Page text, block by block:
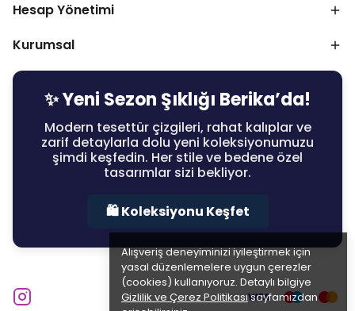
Alışveriş deneyiminizi iyileştirmek için
yasal düzenlemelere uygun çerezler
(cookies) kullanıyoruz. Detaylı bilgiye
Gizlilik ve Çerez Politikasısayfamızdan
Hesap Yönetimi
Kurumsal
✨ Yeni Sezon Şıklığı Berika’da!
Modern tesettür çizgileri, rahat kalıplar ve
zarif detaylarla dolu yeni koleksiyonumuzu
şimdi keşfedin. Her stile ve bedene özel
tasarımlar sizi bekliyor.
🛍️ Koleksiyonu Keşfet